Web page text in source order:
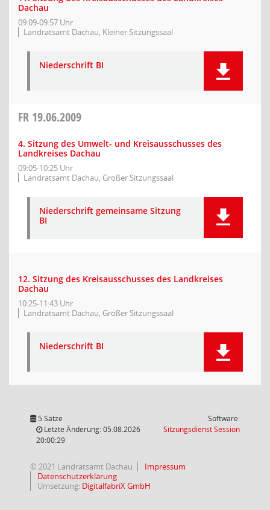
Dachau
09:09-09:57 Uhr
Landratsamt Dachau, Kleiner Sitzungssaal
Niederschrift BI
FR 19.06.2009
4. Sitzung des Umwelt- und Kreisausschusses des
Landkreises Dachau
09:05-10:25 Uhr
Landratsamt Dachau, Großer Sitzungssaal
Niederschrift gemeinsame Sitzung
BI
12. Sitzung des Kreisausschusses des Landkreises
Dachau
10:25-11:43 Uhr
Landratsamt Dachau, Großer Sitzungssaal
Niederschrift BI
5 Sätze
Letzte Änderung: 05.08.2026
20:00:29
Software:
SitzungsdienstSession(Wird in
© 2021 Landratsamt Dachau
Impressum
Datenschutzerklärung
Umsetzung: DigitalfabriX GmbH